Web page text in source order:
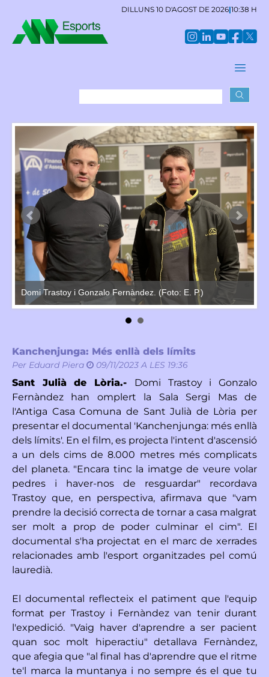
DILLUNS 10 D'AGOST DE 2026|10:38 H
Domi Trastoy i Gonzalo Fernàndez. (Foto: E. P.)
Kanchenjunga: Més enllà dels límits
Per Eduard Piera 09/11/2023 A LES 19:36
Sant Julià de Lòria.- Domi Trastoy i Gonzalo
Fernàndez han omplert la Sala Sergi Mas de
l'Antiga Casa Comuna de Sant Julià de Lòria per
presentar el documental 'Kanchenjunga: més enllà
dels límits'. En el film, es projecta l'intent d'ascensió
a un dels cims de 8.000 metres més complicats
del planeta. "Encara tinc la imatge de veure volar
pedres i haver-nos de resguardar" recordava
Trastoy que, en perspectiva, afirmava que "vam
prendre la decisió correcta de tornar a casa malgrat
ser molt a prop de poder culminar el cim". El
documental s'ha projectat en el marc de xerrades
relacionades amb l'esport organitzades pel comú
lauredià.
El documental reflecteix el patiment que l'equip
format per Trastoy i Fernàndez van tenir durant
l'expedició. "Vaig haver d'aprendre a ser pacient
quan soc molt hiperactiu" detallava Fernàndez,
que afegia que "al final has d'aprendre que el ritme
te'l marca la muntanya i no sempre és el que tu